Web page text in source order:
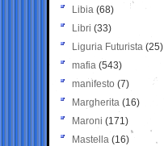
Libia (68)
Libri (33)
Liguria Futurista (25)
mafia (543)
manifesto (7)
Margherita (16)
Maroni (171)
Mastella (16)